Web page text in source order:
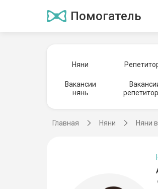
Помогатель
Няни
Вакансии
нянь
Главная Няни Няни